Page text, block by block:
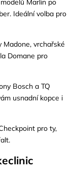
Ideální volba pro
Madone, vrchařské
Domane pro
Bosch a TQ
usnadní kopce i
pro ty,